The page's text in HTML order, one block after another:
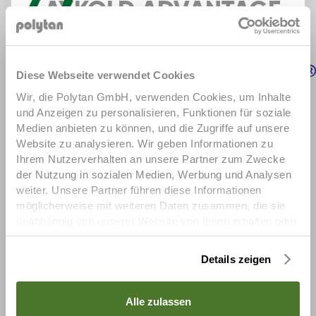
Diese Webseite verwendet Cookies
Wir, die Polytan GmbH, verwenden Cookies, um Inhalte
und Anzeigen zu personalisieren, Funktionen für soziale
Medien anbieten zu können, und die Zugriffe auf unsere
Website zu analysieren. Wir geben Informationen zu
Ihrem Nutzerverhalten an unsere Partner zum Zwecke
der Nutzung in sozialen Medien, Werbung und Analysen
weiter. Unsere Partner führen diese Informationen
möglicherweise mit weiteren Daten zusammen, die sie
gesammelt haben. Um diese Cookies zu nutzen,
benötigen wir Ihre Einwilligung welche Sie uns mit Klick
auf „OK“ erteilen. Sie können Ihre erteilte Einwilligung
(Art. 6 Abs. 1 a) DSGVO) jederzeit für die Zukunft
widerrufen. Um Ihren Widerruf auszuüben, deaktivieren
Details zeigen
Alle zulassen
Poligras Paris GT zeroPoligras SuperPlay Poligras
TeamPlay
Remplissages
LAYKOLD ADVANTAGE
LA SOLUTION SUR MESURE
Demander un échantillon
